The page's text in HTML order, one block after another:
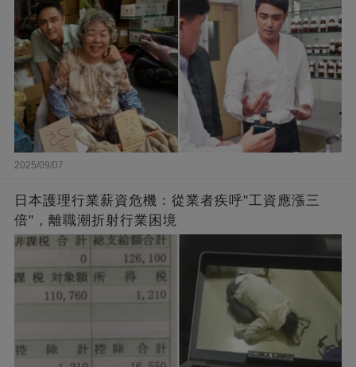
2025/09/07
日本護理行業薪資危機：從業者疾呼"工資應漲三
倍"，離職潮折射行業困境